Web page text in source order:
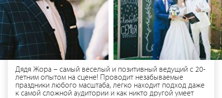
Дядя Жора – самый веселый и позитивный ведущий с 20-
летним опытом на сцене! Проводит незабываемые
праздники любого масштаба, легко находит подход даже
к самой сложной аудитории и как никто другой умеет